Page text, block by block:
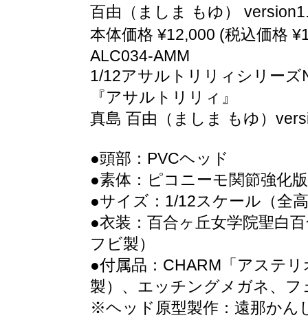
百由（ましま もゆ）
本体価格 ¥12,000 (税込価格
ALC034-AMM
1/12アサルトリリィシリー
『アサルトリリィ』
真島 百由（ましま もゆ）
●頭部：PVCヘッド
●素体：ピコニーモ関節強化
●サイズ：1/12スケール（
●衣装：百合ヶ丘女学院聖白
フビ製）
●付属品：CHARM「アステ
製）、エッチングメガネ、
※ヘッド原型製作：遠那かん